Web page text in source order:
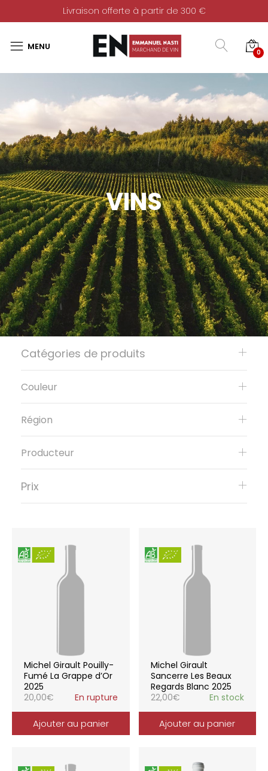
Livraison offerte à partir de 300 €
0
VINS
Michel Girault Pouilly-
Fumé La Grappe d’Or
2025
20,00€ En rupture
Ajouter au panier
Michel Girault
Sancerre Les Beaux
Regards Blanc 2025
22,00€ En stock
Ajouter au panier
Catégories de produits
Couleur
Région
Producteur
Prix